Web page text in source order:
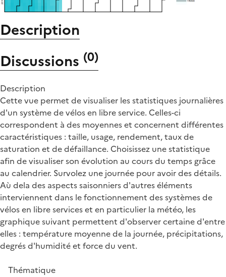
Description
Discussions (0)
Description
Cette vue permet de visualiser les statistiques journalières
d'un système de vélos en libre service. Celles-ci
correspondent à des moyennes et concernent différentes
caractéristiques : taille, usage, rendement, taux de
saturation et de défaillance. Choisissez une statistique
afin de visualiser son évolution au cours du temps grâce
au calendrier. Survolez une journée pour avoir des détails.
Aù dela des aspects saisonniers d'autres éléments
interviennent dans le fonctionnement des systèmes de
vélos en libre services et en particulier la météo, les
graphique suivant permettent d'observer certaine d'entre
elles : température moyenne de la journée, précipitations,
degrés d'humidité et force du vent.
Thématique